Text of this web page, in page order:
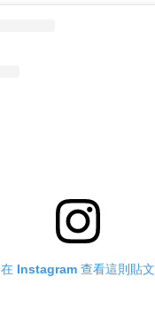
在 Instagram 查看這則貼文